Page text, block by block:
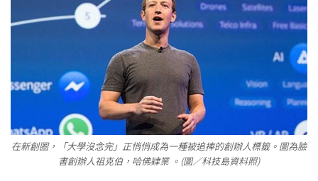
在新創圈，「大學沒念完」正悄悄成為一種被追捧的創辦人標籤。圖為臉
書創辦人祖克伯，哈佛肄業 。(圖／科技島資料照)